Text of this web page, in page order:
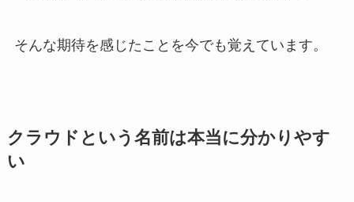
そんな期待を感じたことを今でも覚えています。
クラウドという名前は本当に分かりやす
い